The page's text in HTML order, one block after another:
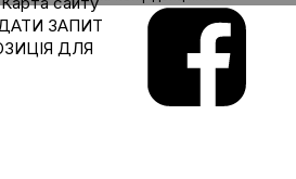
ЗАПИТ
ДЛЯ